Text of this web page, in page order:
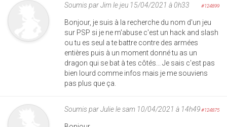
Soumis parJimle jeu 15/04/2021 à 0h33 #124899
Bonjour, je suis à la recherche du nom d'un jeu
sur PSP si je ne m'abuse c'est un hack and slash
ou tu es seul a te battre contre des armées
entières puis à un moment donné tu as un
dragon qui se bat à tes côtés... Je sais c'est pas
bien lourd comme infos mais je me souviens
pas plus que ça.
Soumis parJuliele sam 10/04/2021 à 14h49#124875